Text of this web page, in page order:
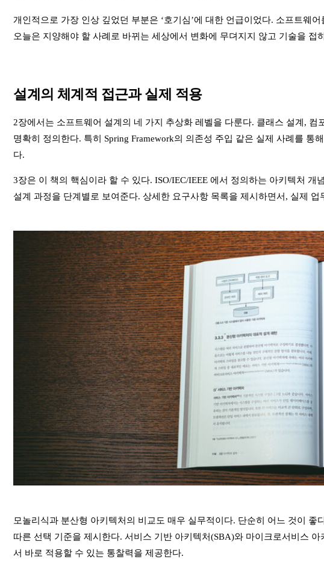
개인적으로 가장 인상 깊었던 부분은 ‘호기심’에 대한 언급이었다. 소프트웨
오늘은 지양해야 할 사례로 바뀌는 세상에서 변화에 무뎌지지 않고 기술을 접
설계의 체계적 접근과 실제 적용
2장에서는 소프트웨어 설계의 네 가지 추상화 레벨을 다룬다. 클래스 설계,
명확히 정의한다. 특히 Spring Framework의 의존성 주입 같은 실제 사례를
다.
3장은 이 책의 핵심이라 할 수 있다. ISO/IEC/IEEE 에서 정의하는 아키텍처
설계 과정을 단계별로 보여준다. 상세한 요구사항 목록을 제시하면서, 실제
모놀리식과 분산형 아키텍처의 비교도 매우 실무적이다. 단순히 어느 것이
따른 선택 기준을 제시한다. 서비스 기반 아키텍처(SBA)와 마이크로서비스
서 바로 적용할 수 있는 통찰력을 제공한다.